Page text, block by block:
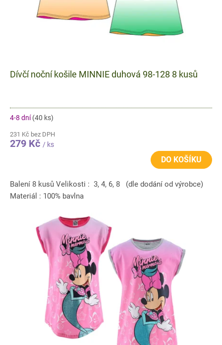
Dívčí noční košile MINNIE duhová 98-128 8 kusů
4-8 dní(40 ks)
231 Kč bez DPH
279 Kč / ks
DO KOŠÍKU
Balení 8 kusů Velikosti : 3, 4, 6, 8 (dle dodání od výrobce)
Materiál : 100% bavlna